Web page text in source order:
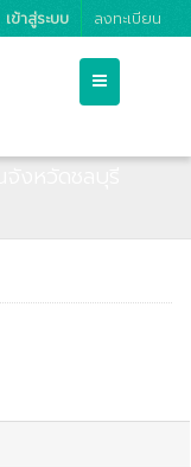
เข้าสู่ระบบ ลงทะเบียน